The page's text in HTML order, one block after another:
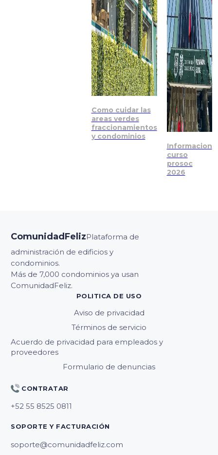
Como cuidar las
areas verdes
fraccionamientos
y condominios
Informacion
curso
prosoc
2026
ComunidadFelizPlataforma de
administración de edificios y
condominios.
Más de 7,000 condominios ya usan
ComunidadFeliz.
POLITICA DE USO
Aviso de privacidad
Términos de servicio
Acuerdo de privacidad para empleados y
proveedores
Formulario de denuncias
CONTRATAR
SOPORTE Y FACTURACIÓN
soporte@comunidadfeliz.com